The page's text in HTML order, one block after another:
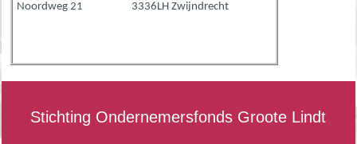
Noordweg 21
3336LH Zwijndrecht
Stichting Ondernemersfonds Groote Lindt